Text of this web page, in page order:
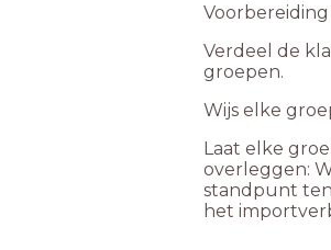
Voorbereiding
Verdeel de
groepen.
Wijs elke
Laat elke
overleggen:
standpunt
het